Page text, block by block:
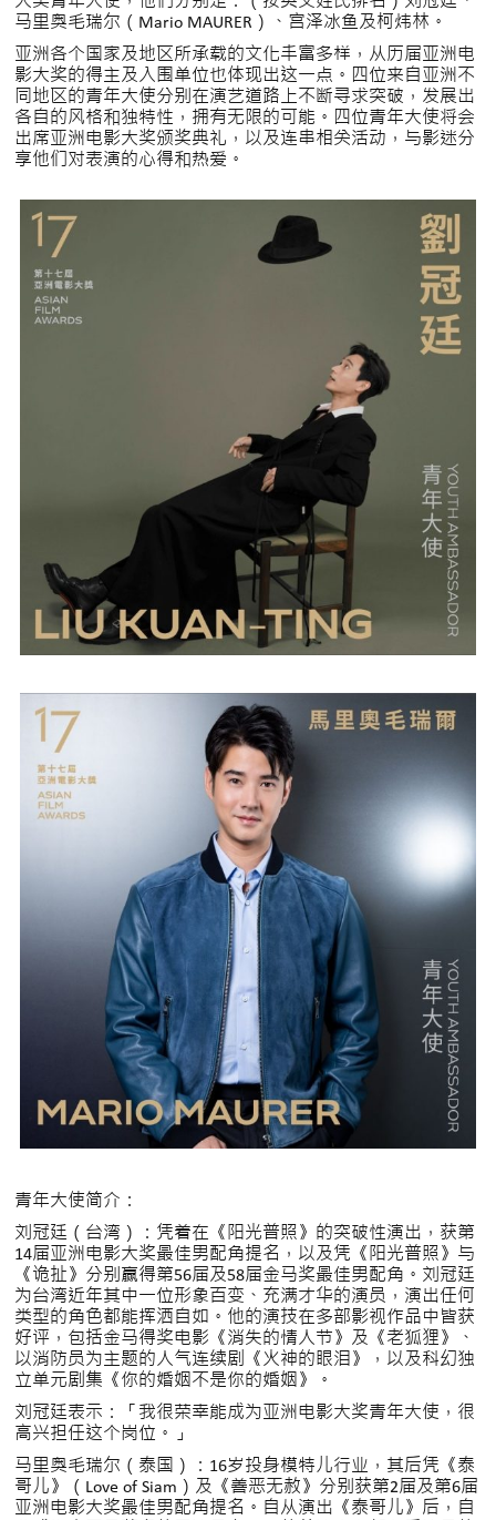
马里奥毛瑞尔（Mario MAURER）、宫泽冰鱼及柯炜林。
亚洲各个国家及地区所承载的文化丰富多样，从历届亚洲电
影大奖的得主及入围单位也体现出这一点。四位来自亚洲不
同地区的青年大使分别在演艺道路上不断寻求突破，发展出
各自的风格和独特性，拥有无限的可能。四位青年大使将会
出席亚洲电影大奖颁奖典礼，以及连串相关活动，与影迷分
享他们对表演的心得和热爱。
青年大使简介：
刘冠廷（台湾）：凭着在《阳光普照》的突破性演出，获第
14届亚洲电影大奖最佳男配角提名，以及凭《阳光普照》与
《诡扯》分别赢得第56届及58届金马奖最佳男配角。刘冠廷
为台湾近年其中一位形象百变、充满才华的演员，演出任何
类型的角色都能挥洒自如。他的演技在多部影视作品中皆获
好评，包括金马得奖电影《消失的情人节》及《老狐狸》、
以消防员为主题的人气连续剧《火神的眼泪》，以及科幻独
立单元剧集《你的婚姻不是你的婚姻》。
刘冠廷表示：「我很荣幸能成为亚洲电影大奖青年大使，很
高兴担任这个岗位。」
马里奥毛瑞尔（泰国）：16岁投身模特儿行业，其后凭《泰
哥儿》（Love of Siam）及《善恶无赦》分别获第2届及第6届
亚洲电影大奖最佳男配角提名。自从演出《泰哥儿》后，自